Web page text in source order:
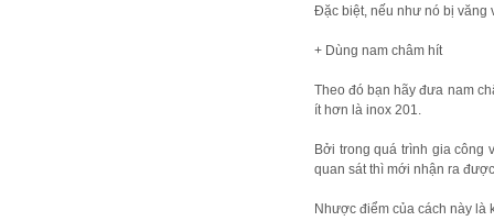
Đặc biệt, nếu như nó bị văng
+ Dùng nam châm hít
Theo đó bạn hãy đưa nam
ít hơn là inox 201.
Bởi trong quá trình gia công
quan sát thì mới nhận ra
Nhược điểm của cách này là